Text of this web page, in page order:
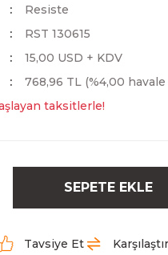
Resiste
RST 130615
15,00 USD + KDV
768,96 TL (%4,00
taksitlerle!
SEPETE EKLE
Tavsiye Et Karşılaştır